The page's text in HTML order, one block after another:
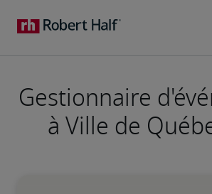
Gestionnaire
à Ville de